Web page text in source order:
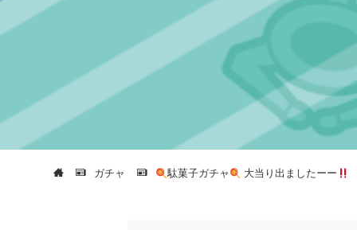
ガチャ 駄菓子ガチャ 大当り出ましたーー